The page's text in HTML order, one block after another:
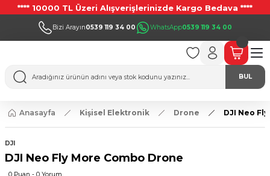
**** 10000 TL Üzeri Alışverişlerinizde Kargo Bedava ****
Bizi Arayın0539 119 34 00 WhatsApp0539 119 34 00
BUL
Anasayfa Kişisel Elektronik Drone DJI Neo
DJI
DJI Neo Fly More Combo Drone